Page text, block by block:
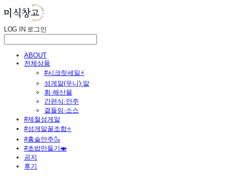
LOG IN 로그인
ABOUT
전체상품
#시크릿세일⚡
성게알(우니)·알
회·해산물
간편식·안주
곁들임·소스
#제철성게알
#성게알꿀조합⭐
#홈술안주🍶
#초밥만들기🍣
공지
후기